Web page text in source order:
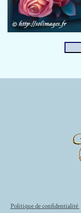
Politique de confidentialité